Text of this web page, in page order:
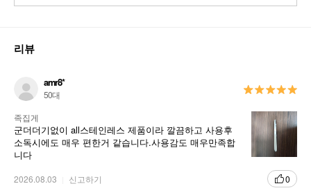
리뷰
amr8*
50대
족집게
군더더기없이 all스테인레스 제품이라 깔끔하고 사용후
소독시에도 매우 편한거 같습니다.사용감도 매우만족합
니다
2026.08.03 신고하기 0